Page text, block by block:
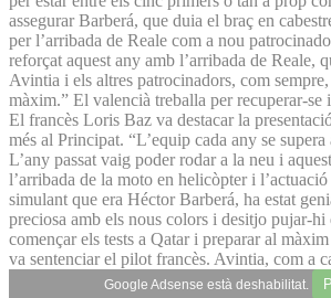
assegurar Barberá, que duia el braç en
per l’arribada de Reale com a nou
reforçat aquest any amb l’arribada de Reale,
Avintia i els altres patrocinadors, com
màxim.” El valencià treballa per recuperar-se
El francès Loris Baz va destacar la
més al Principat. “L’equip cada any se
L’any passat vaig poder rodar a la neu i
l’arribada de la moto en helicòpter i
simulant que era Héctor Barberá, ha estat
preciosa amb els nous colors i desitjo pujar-hi
començar els tests a Qatar i preparar al
va sentenciar el pilot francès. Avintia, com a
Google Adsense està deshabilitat.